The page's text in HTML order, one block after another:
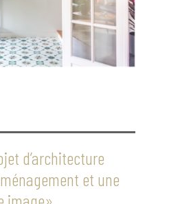
d’architecture
et une